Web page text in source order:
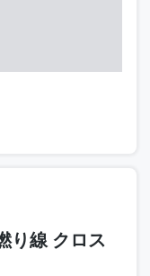
り線 クロス